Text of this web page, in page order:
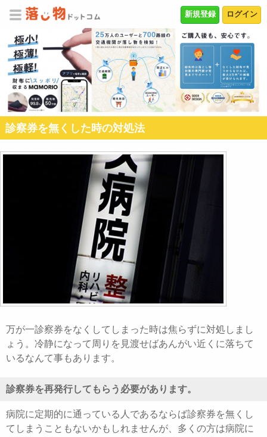
ログイン
新規登録
診察券を無くした時の対処法
万が一診察券をなくしてしまった時は焦らずに対処しまし
ょう。冷静になって周りを見渡せばあんがい近くに落ちて
いるなんて事もあります。
診察券を再発行してもらう必要があります。
病院に定期的に通っている人であるならば診察券を無くし
てしまうこともないかもしれませんが、多くの方は病院に